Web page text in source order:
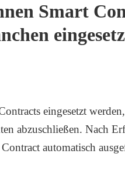
Smart
eingesetzt
abzuschließen. Nach
automatisch